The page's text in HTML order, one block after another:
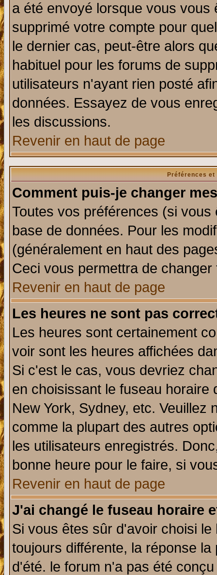
a été envoyé lorsque vous
supprimé votre compte pour
le dernier cas, peut-être alors
habituel pour les forums de
utilisateurs n'ayant rien posté
données. Essayez de vous
les discussions.
Revenir en haut de page
Préférences
Comment puis-je changer
Toutes vos préférences (si
base de données. Pour les
(généralement en haut des
Ceci vous permettra de
Revenir en haut de page
Les heures ne sont pas
Les heures sont certainement
voir sont les heures affichées
Si c'est le cas, vous devriez
en choisissant le fuseau
New York, Sydney, etc. Veuillez
comme la plupart des autres
les utilisateurs enregistrés.
bonne heure pour le faire, si
Revenir en haut de page
J'ai changé le fuseau horaire
Si vous êtes sûr d'avoir choisi
toujours différente, la réponse
d'été. le forum n'a pas été